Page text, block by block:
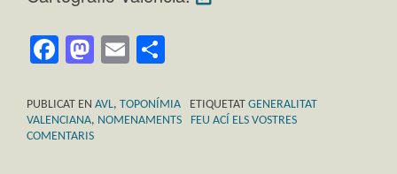
Facebook
Mastodon
Email
PUBLICAT EN AVL, TOPONÍMIA ETIQUETAT GENERALITAT
VALENCIANA, NOMENAMENTS
FEU ACÍ ELS VOSTRES
COMENTARIS